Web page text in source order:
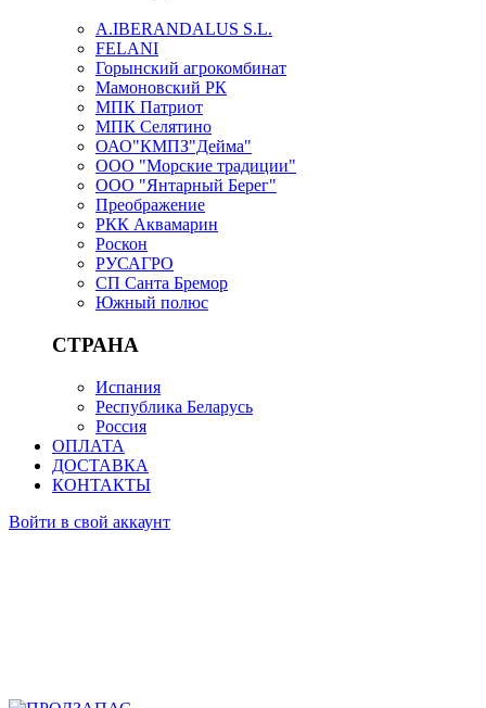
A.IBERANDALUS S.L.
FELANI
Горынский агрокомбинат
Мамоновский РК
МПК Патриот
МПК Селятино
ОАО"КМПЗ"Дейма"
ООО "Морские традиции"
ООО "Янтарный Берег"
Преображение
РКК Аквамарин
Роскон
РУСАГРО
СП Санта Бремор
Южный полюс
СТРАНА
Испания
Республика Беларусь
Россия
ОПЛАТА
ДОСТАВКА
КОНТАКТЫ
Войти в свой аккаунт